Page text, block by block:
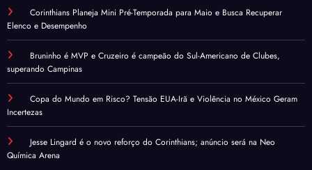
Corinthians Planeja Mini Pré-Temporada para Maio e Busca Recuperar
Elenco e Desempenho
Bruninho é MVP e Cruzeiro é campeão do Sul-Americano de Clubes,
superando Campinas
Copa do Mundo em Risco? Tensão EUA-Irã e Violência no México Geram
Incertezas
Jesse Lingard é o novo reforço do Corinthians; anúncio será na Neo
Química Arena